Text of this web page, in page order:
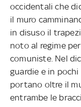
occidentali che
il muro
in disuso il
noto al regime
comuniste. Nel
guardie e in
portano oltre il
entrambe le